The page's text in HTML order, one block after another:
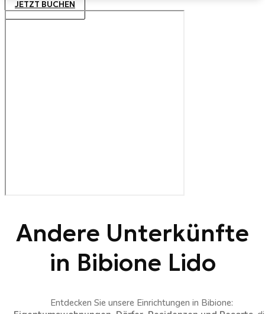
JETZT BUCHEN
Andere Unterkünfte
in Bibione Lido
Entdecken Sie unsere Einrichtungen in Bibione: